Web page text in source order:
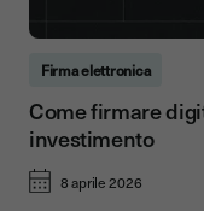
Firma elettronica
Come firmare
investimento
8 aprile 2026